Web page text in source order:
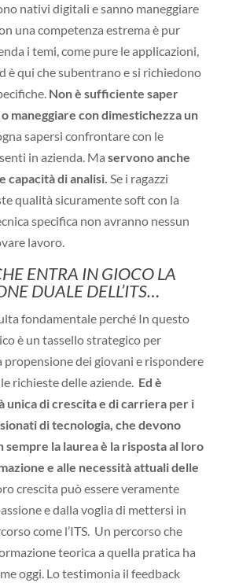
nativi digitali e sanno maneggiare
una competenza estrema è pur
i temi, come pure le applicazioni,
è qui che subentrano e si richiedono
Non è sufficiente saper
maneggiare con dimestichezza un
sapersi confrontare con le
in azienda. Ma servono anche
capacità di analisi. Se i ragazzi
qualità sicuramente soft con la
specifica non avranno nessun
lavoro.
ENTRA IN GIOCO LA
DUALE DELL’ITS…
fondamentale perché In questo
è un tassello strategico per
propensione dei giovani e rispondere
richieste delle aziende. Ed è
unica di crescita e di carriera per i
di tecnologia, che devono
sempre la laurea è la risposta al loro
e alle necessità attuali delle
crescita può essere veramente
e dalla voglia di mettersi in
come l’ITS. Un percorso che
teorica a quella pratica ha
oggi. Lo testimonia il feedback